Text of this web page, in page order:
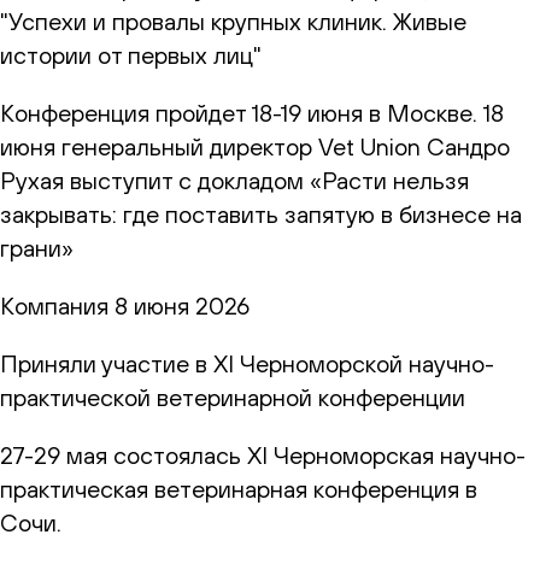
"Успехи и провалы крупных клиник. Живые
истории от первых лиц"
Конференция пройдет 18-19 июня в Москве. 18
июня генеральный директор Vet Union Сандро
Рухая выступит с докладом «Расти нельзя
закрывать: где поставить запятую в бизнесе на
грани»
Компания 8 июня 2026
Приняли участие в XI Черноморской научно-
практической ветеринарной конференции
27-29 мая состоялась XI Черноморская научно-
практическая ветеринарная конференция в
Сочи.